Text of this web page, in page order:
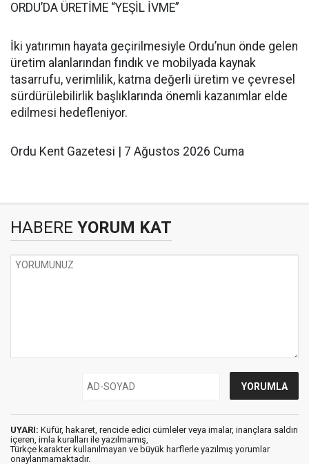
ORDU’DA ÜRETİME “YEŞİL İVME”
İki yatırımın hayata geçirilmesiyle Ordu’nun önde gelen
üretim alanlarından fındık ve mobilyada kaynak
tasarrufu, verimlilik, katma değerli üretim ve çevresel
sürdürülebilirlik başlıklarında önemli kazanımlar elde
edilmesi hedefleniyor.
Ordu Kent Gazetesi | 7 Ağustos 2026 Cuma
HABERE YORUM KAT
UYARI: Küfür, hakaret, rencide edici cümleler veya imalar, inançlara saldırı
içeren, imla kuralları ile yazılmamış,
Türkçe karakter kullanılmayan ve büyük harflerle yazılmış yorumlar
onaylanmamaktadır.